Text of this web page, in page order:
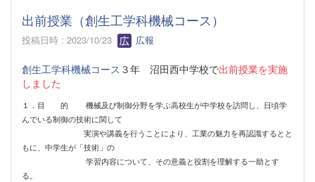
出前授業（創生工学科機械コース）
投稿日時 : 2023/10/23 広報
創生工学科機械コース ３年 沼田西中学校で出前授業を実施
しました
１． 目 的 機械及び制御分野を学ぶ高校生が中学校を訪問し、日頃学
んでいる制御の技術に関して
実演や講義を行うことにより、工業の魅力を再認識するとと
もに、中学生が「技術」の
学習内容について、その意義と役割を理解する一助とす
る。